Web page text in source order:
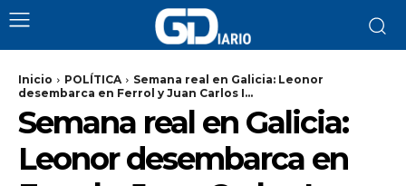
Inicio POLÍTICA
Semana real en Galicia: Leonor
desembarca en Ferrol y Juan Carlos I...
Semana real en Galicia:
Leonor desembarca en